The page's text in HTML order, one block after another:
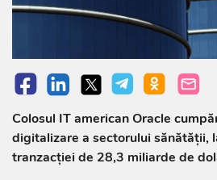
Colosul IT american Oracle
digitalizare a sectorului sănătății,
tranzacției de 28,3 miliarde de